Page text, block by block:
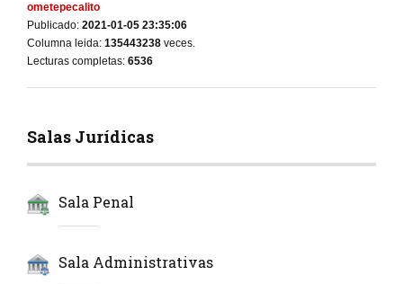
ometepecalito
Publicado: 2021-01-05 23:35:06
Columna leida: 135443238 veces.
Lecturas completas: 6536
Salas Jurídicas
Sala Penal
Sala Administrativas